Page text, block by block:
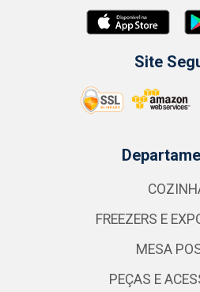
Site
FREEZERS E
MESA
PEÇAS E